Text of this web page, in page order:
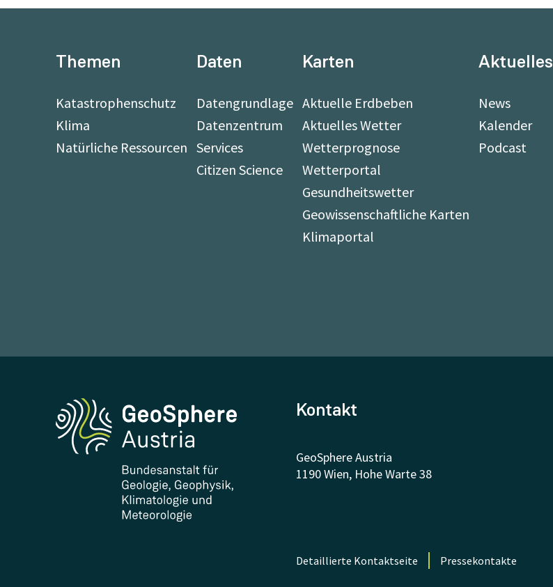
Themen
Katastrophenschutz
Klima
Natürliche Ressourcen
Daten
Datengrundlage
Datenzentrum
Services
Citizen Science
Karten
Aktuelle Erdbeben
Aktuelles Wetter
Wetterprognose
Wetterportal
Gesundheitswetter
Geowissenschaftliche Karten
Klimaportal
Aktuelles
News
Kalender
Podcast
Kontakt
GeoSphere Austria
1190 Wien, Hohe Warte 38
Detaillierte Kontaktseite Pressekontakte